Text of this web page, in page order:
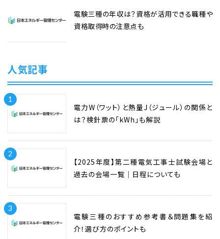
電験三種の年収は？資格が活用できる職種や
資格取得時の注意点も
人気記事
1
電力W（ワット）と熱量J（ジュール）の関係と
は？検針票の「kWh」も解説
2
【2025年度】第二種電気工事士試験会場と
過去の会場一覧｜日程についても
3
電験三種のおすすめ参考書＆問題集を紹
介！選び方のポイントも